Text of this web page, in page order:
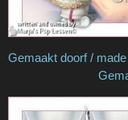
Gemaakt
Gemaakt